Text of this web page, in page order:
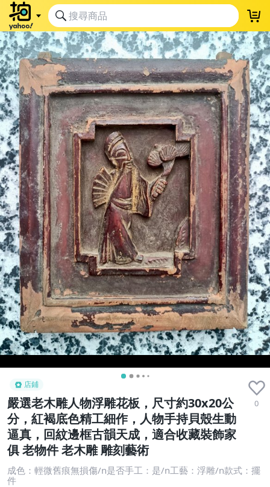
店鋪
嚴選老木雕人物浮雕花板，尺寸約30x20公
分，紅褐底色精工細作，人物手持貝殼生動
逼真，回紋邊框古韻天成，適合收藏裝飾家
俱 老物件 老木雕 雕刻藝術
0
成色：輕微舊痕無損傷/n是否手工：是/n工藝：浮雕/n款式：擺
件